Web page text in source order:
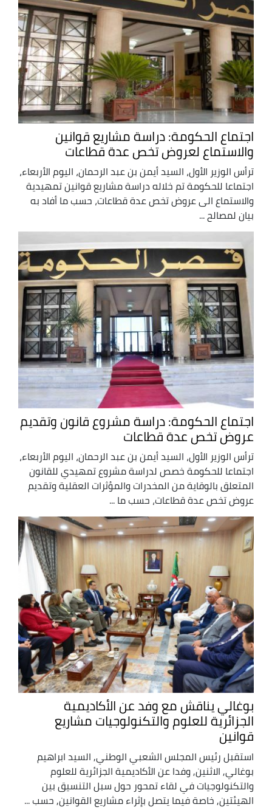
اجتماع الحكومة: دراسة مشاريع قوانين
والاستماع لعروض تخص عدة قطاعات
ترأس الوزير الأول، السيد أيمن بن عبد الرحمان، اليوم الأربعاء،
اجتماعا للحكومة تم خلاله دراسة مشاريع قوانين تمهيدية
والاستماع الى عروض تخص عدة قطاعات، حسب ما أفاد به
بيان لمصالح ...
اجتماع الحكومة: دراسة مشروع قانون وتقديم
عروض تخص عدة قطاعات
ترأس الوزير الأول، السيد أيمن بن عبد الرحمان، اليوم الأربعاء،
اجتماعا للحكومة خصص لدراسة مشروع تمهيدي للقانون
المتعلق بالوقاية من المخدرات والمؤثرات العقلية وتقديم
عروض تخص عدة قطاعات، حسب ما ...
بوغالي يناقش مع وفد عن الأكاديمية
الجزائرية للعلوم والتكنولوجيات مشاريع
قوانين
استقبل رئيس المجلس الشعبي الوطني, السيد ابراهيم
بوغالي, الاثنين, وفدا عن الأكاديمية الجزائرية للعلوم
والتكنولوجيات في لقاء تمحور حول سبل التنسيق بين
الهيئتين, خاصة فيما يتصل بإثراء مشاريع القوانين, حسب ...